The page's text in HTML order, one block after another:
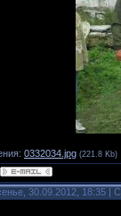
0332034.jpg (221.8 Kb)
30.09.2012, 18:35 |